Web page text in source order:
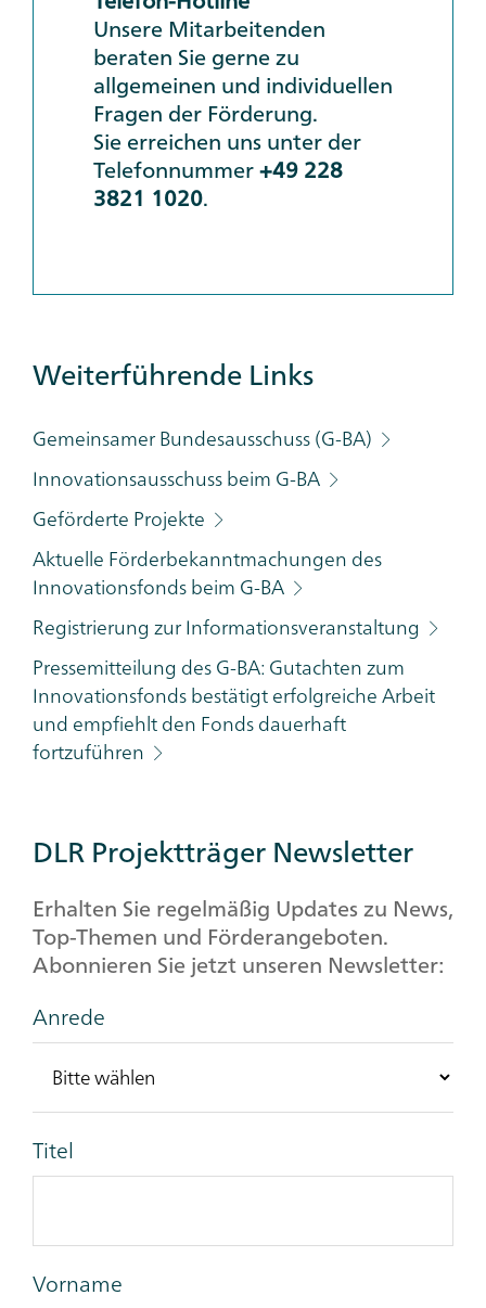
Unsere Mitarbeitenden
beraten Sie gerne zu
allgemeinen und individuellen
Fragen der Förderung.
Sie erreichen uns unter der
Telefonnummer+49 228
3821 1020.
Additional
Links
Category
Weiterführende Links
Gemeinsamer Bundesausschuss (G-BA)
Innovationsausschuss beim G-BA
Geförderte Projekte
Aktuelle Förderbekanntmachungen des
Innovationsfonds beim G-BA
Registrierung zur Informationsveranstaltung
Pressemitteilung des G-BA: Gutachten zum
Innovationsfonds bestätigt erfolgreiche Arbeit
und empfiehlt den Fonds dauerhaft
fortzuführen
DLR Projektträger Newsletter
Erhalten Sie regelmäßig Updates zu News,
Top-Themen und Förderangeboten.
Abonnieren Sie jetzt unseren Newsletter:
Anrede
Titel
Vorname